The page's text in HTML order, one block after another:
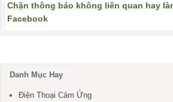
Chặn thông báo không liên quan hay
Facebook
Danh Mục Hay
Điện Thoại Cảm Ứng